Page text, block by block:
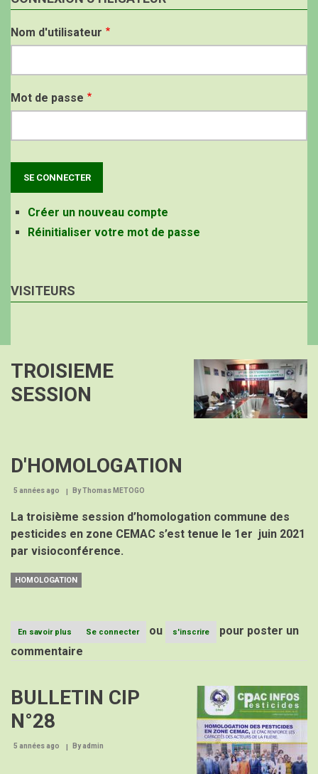
Nom d'utilisateur
Mot de passe
Créer un nouveau compte
Réinitialiser votre mot de passe
VISITEURS
Image
TROISIEME
SESSION
D'HOMOLOGATION
5 années ago ByThomas METOGO
La troisième session d’homologation commune des
pesticides en zone CEMAC s’est tenue le 1er juin 2021
par visioconférence.
HOMOLOGATION
En savoir plus
TROISIEME
SESSION
Se connecter ou s'inscrire
pour poster un
commentaire
Image
BULLETIN CIP
N°28
5 années ago Byadmin